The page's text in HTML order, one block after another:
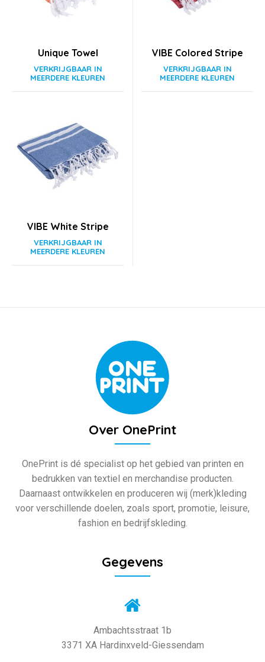
Unique Towel VIBE Colored Stripe
VIBE White Stripe
Over OnePrint
OnePrint is dé specialist op het gebied van printen en
bedrukken van textiel en merchandise producten.
Daarnaast ontwikkelen en produceren wij (merk)kleding
voor verschillende doelen, zoals sport, promotie, leisure,
fashion en bedrijfskleding.
Gegevens
Ambachtsstraat 1b
3371 XA Hardinxveld-Giessendam